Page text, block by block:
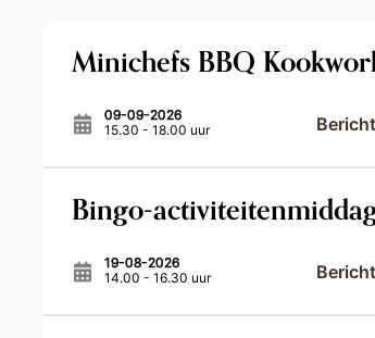
Minichefs BBQ
09-09-2026
15.30 - 18.00 uur
Bingo-
19-08-2026
14.00 - 16.30 uur